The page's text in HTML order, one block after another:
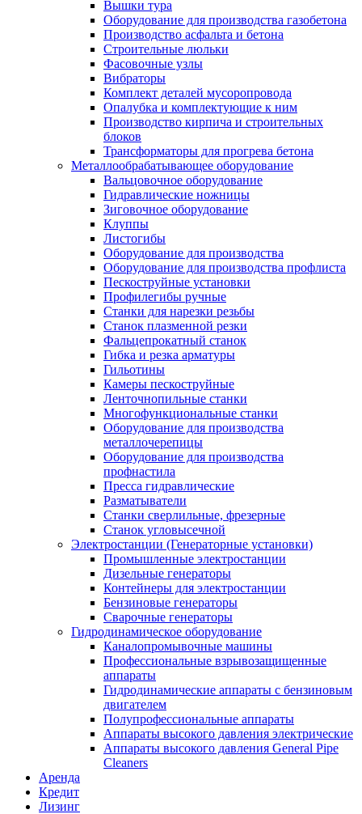
Вышки тура
Оборудование для производства газобетона
Производство асфальта и бетона
Строительные люльки
Фасовочные узлы
Вибраторы
Комплект деталей мусоропровода
Опалубка и комплектующие к ним
Производство кирпича и строительных
блоков
Трансформаторы для прогрева бетона
Металлообрабатывающее оборудование
Вальцовочное оборудование
Гидравлические ножницы
Зиговочное оборудование
Клуппы
Листогибы
Оборудование для производства
Оборудование для производства профлиста
Пескоструйные установки
Профилегибы ручные
Станки для нарезки резьбы
Станок плазменной резки
Фальцепрокатный станок
Гибка и резка арматуры
Гильотины
Камеры пескоструйные
Ленточнопильные станки
Многофункциональные станки
Оборудование для производства
металлочерепицы
Оборудование для производства
профнастила
Пресса гидравлические
Разматыватели
Станки сверлильные, фрезерные
Станок угловысечной
Электростанции (Генераторные установки)
Промышленные электростанции
Дизельные генераторы
Контейнеры для электростанции
Бензиновые генераторы
Сварочные генераторы
Гидродинамическое оборудование
Каналопромывочные машины
Профессиональные взрывозащищенные
аппараты
Гидродинамические аппараты с бензиновым
двигателем
Полупрофессиональные аппараты
Аппараты высокого давления электрические
Аппараты высокого давления General Pipe
Cleaners
Аренда
Кредит
Лизинг